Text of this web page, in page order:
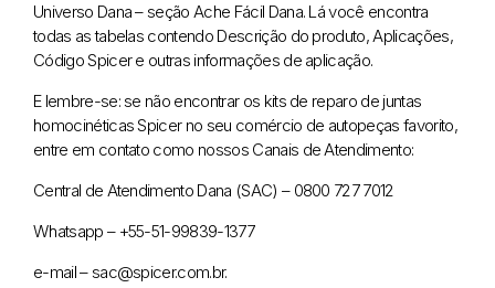
Universo Dana – seção Ache Fácil Dana. Lá você encontra
todas as tabelas contendo Descrição do produto, Aplicações,
Código Spicer e outras informações de aplicação.
E lembre-se: se não encontrar os kits de reparo de juntas
homocinéticas Spicer no seu comércio de autopeças favorito,
entre em contato como nossos Canais de Atendimento:
Central de Atendimento Dana (SAC) – 0800 727 7012
Whatsapp – +55-51-99839-1377
e-mail – sac@spicer.com.br.